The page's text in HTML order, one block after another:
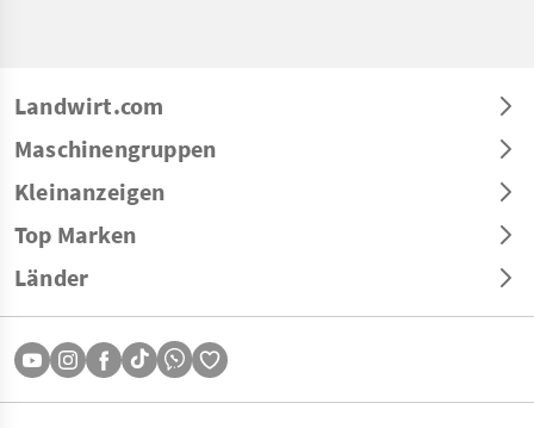
Landwirt.com
Maschinengruppen
Kleinanzeigen
Top Marken
Länder